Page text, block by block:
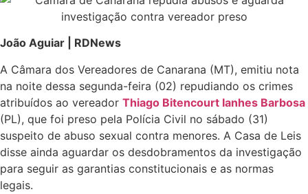
João Aguiar | RDNews
A Câmara dos Vereadores de Canarana (MT), emitiu nota
na noite dessa segunda-feira (02) repudiando os crimes
atribuídos ao vereador Thiago Bitencourt Ianhes Barbosa
(PL), que foi preso pela Polícia Civil no sábado (31)
suspeito de abuso sexual contra menores. A Casa de Leis
disse ainda aguardar os desdobramentos da investigação
para seguir as garantias constitucionais e as normas
legais.